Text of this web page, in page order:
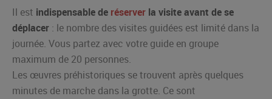
Il est indispensable de réserver la visite avant de se
déplacer : le nombre des visites guidées est limité dans la
journée. Vous partez avec votre guide en groupe
maximum de 20 personnes.
Les œuvres préhistoriques se trouvent après quelques
minutes de marche dans la grotte. Ce sont